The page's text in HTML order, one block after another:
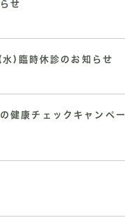
せ
)臨時休診のお知らせ
健康チェックキャンペー